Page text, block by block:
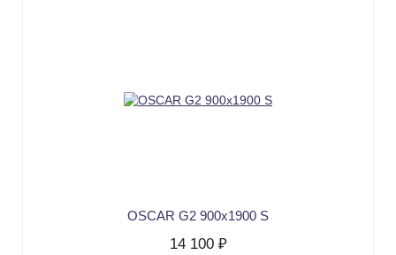
OSCAR G2 900х1900 S
14 100 ₽